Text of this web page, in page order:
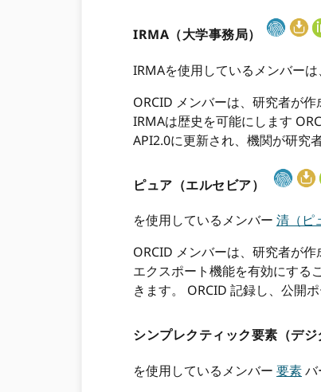
IRMA（大学事務局）
IRMAを使用しているメンバー
ORCID メンバーは、研究者が
IRMAは歴史を可能にします
API2.0に更新され、機関が研究
ピュア（エルセビア）
を使用しているメンバー 清（ピ
ORCID メンバーは、研究者が
エクスポート機能を有効にする
きます。 ORCID 記録し、公開
シンプレクティック要素（デジ
を使用しているメンバー 要素バ